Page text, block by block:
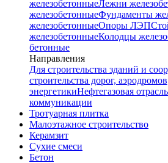
железобетонныеЛежни
железобетонныеФундаменты
железобетонныеОпоры ЛЭП
железобетонныеКолодцы
бетонные
Направления
Для строительства зданий и
строительства дорог,
энергетикиНефтегазовая отрасль
коммуникации
Тротуарная плитка
Малоэтажное строительство
Керамзит
Сухие смеси
Бетон